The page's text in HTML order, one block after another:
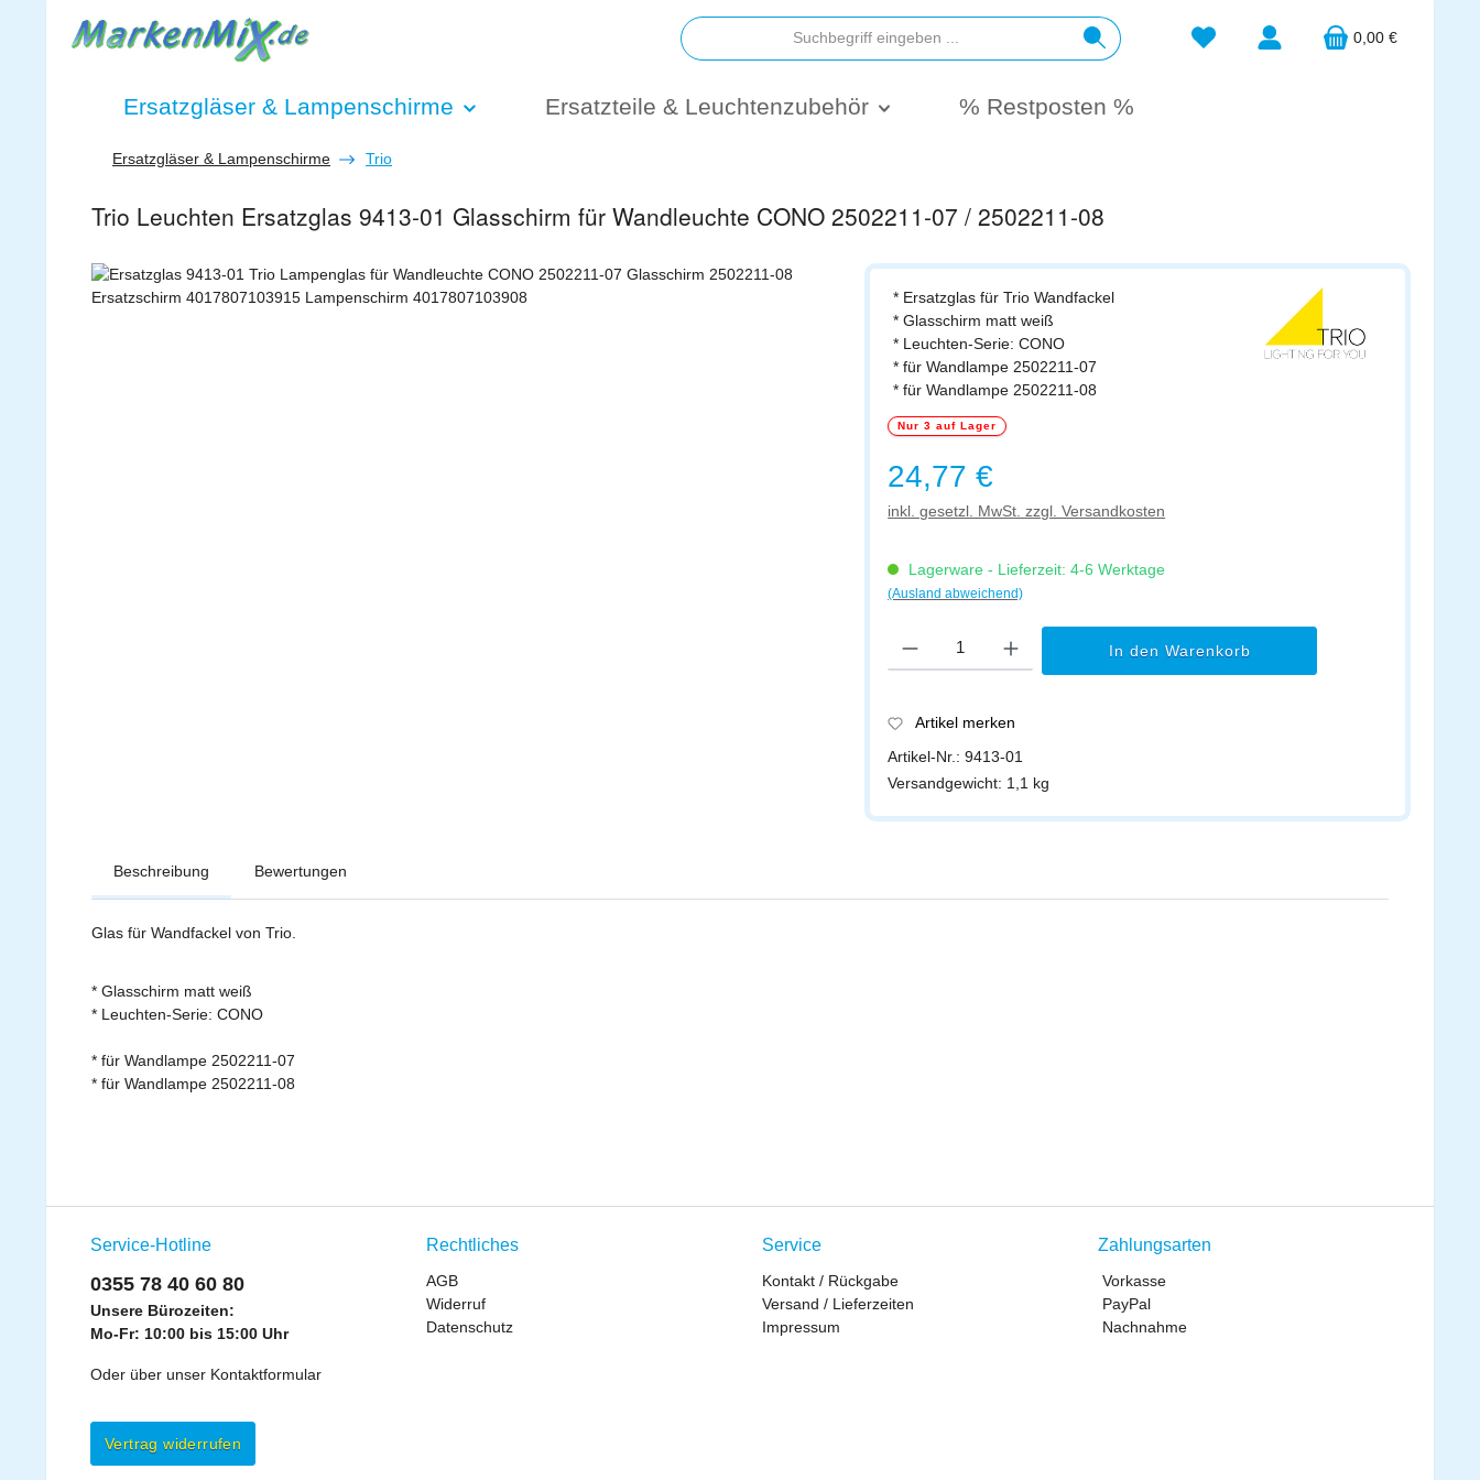
Hauptinhalt springen
Zur Suche springen
Zur Hauptnavigation springen
Du hast 0 Produkte auf dem
0,00 €
Ersatzgläser & Lampenschirme Ersatzteile & Leuchtenzubehör % Restposten %
Ersatzgläser & Lampenschirme Trio
Trio Leuchten Ersatzglas 9413-01 Glasschirm für Wandleuchte CONO 2502211-07 / 2502211-08
Bildergalerie überspringen
* Ersatzglas für Trio Wandfackel
* Glasschirm matt weiß
* Leuchten-Serie: CONO
* für Wandlampe 2502211-07
* für Wandlampe 2502211-08
Nur 3 auf Lager
Regulärer Preis:
24,77 €
inkl. gesetzl. MwSt. zzgl. Versandkosten
Lagerware - Lieferzeit: 4-6 Werktage
(Ausland abweichend)
In den Warenkorb
Artikel merken
Artikel-Nr.:9413-01
Versandgewicht: 1,1 kg
Beschreibung Bewertungen
Glas für Wandfackel von Trio.
* Glasschirm matt weiß
* Leuchten-Serie: CONO
* für Wandlampe 2502211-07
* für Wandlampe 2502211-08
Service-Hotline
0355 78 40 60 80
Unsere Bürozeiten:
Mo-Fr: 10:00 bis 15:00 Uhr
Oder über unser Kontaktformular
Vertrag widerrufen
Rechtliches
AGB
Widerruf
Datenschutz
Service
Kontakt / Rückgabe
Versand / Lieferzeiten
Impressum
Zahlungsarten
Vorkasse
PayPal
Nachnahme